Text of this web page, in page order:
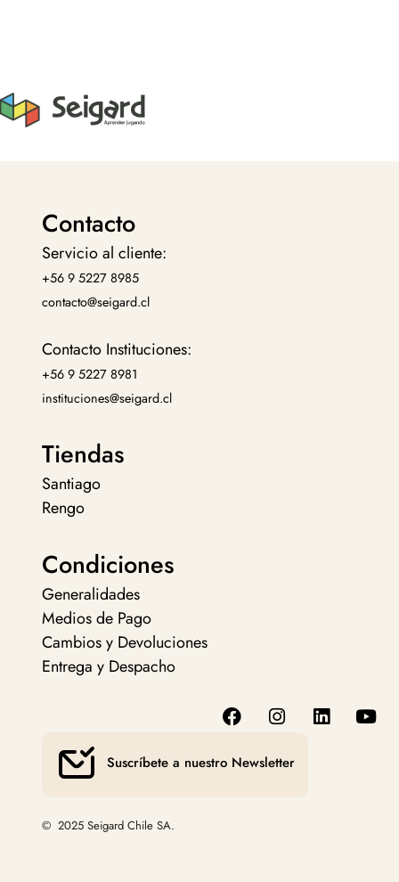
Contacto
Servicio al cliente:
+56 9 5227 8985
contacto@seigard.cl
Contacto Instituciones:
+56 9 5227 8981
instituciones@seigard.cl
Tiendas
Santiago
Rengo
Condiciones
Generalidades
Medios de Pago
Cambios y Devoluciones
Entrega y Despacho
Suscríbete a nuestro Newsletter
© 2025 Seigard Chile SA.